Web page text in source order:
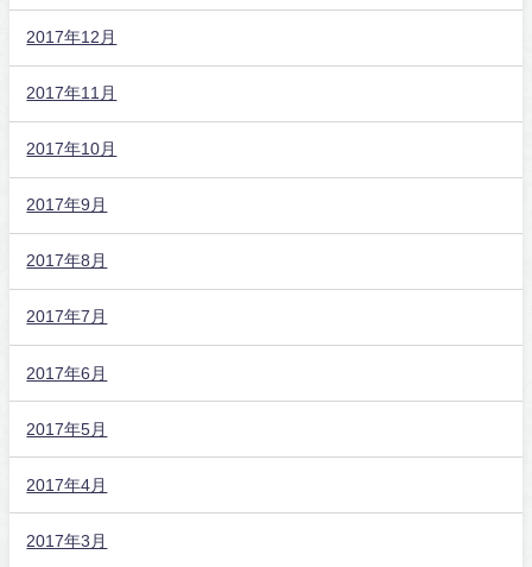
2017年12月
2017年11月
2017年10月
2017年9月
2017年8月
2017年7月
2017年6月
2017年5月
2017年4月
2017年3月